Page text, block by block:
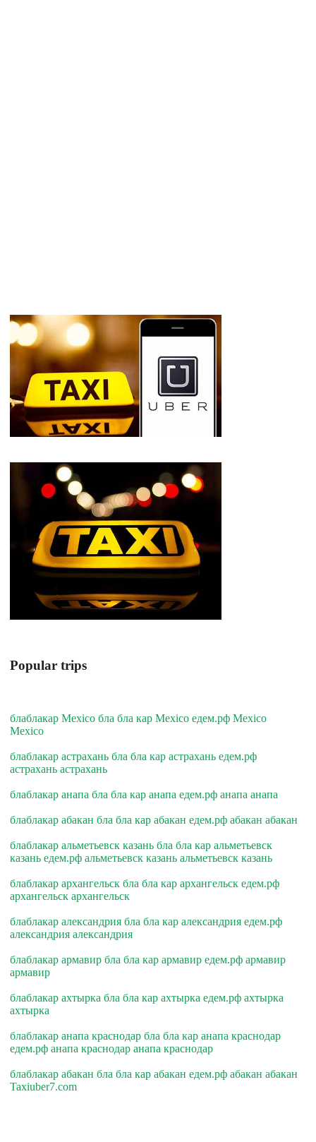
Popular trips
блаблакар Mexico бла бла кар Mexico едем.рф Mexico
Mexico
блаблакар астрахань бла бла кар астрахань едем.рф
астрахань астрахань
блаблакар анапа бла бла кар анапа едем.рф анапа анапа
блаблакар абакан бла бла кар абакан едем.рф абакан абакан
блаблакар альметьевск казань бла бла кар альметьевск
казань едем.рф альметьевск казань альметьевск казань
блаблакар архангельск бла бла кар архангельск едем.рф
архангельск архангельск
блаблакар александрия бла бла кар александрия едем.рф
александрия александрия
блаблакар армавир бла бла кар армавир едем.рф армавир
армавир
блаблакар ахтырка бла бла кар ахтырка едем.рф ахтырка
ахтырка
блаблакар анапа краснодар бла бла кар анапа краснодар
едем.рф анапа краснодар анапа краснодар
блаблакар абакан бла бла кар абакан едем.рф абакан абакан
Taxiuber7.com